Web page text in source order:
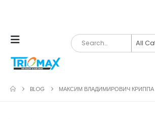
BLOG МАКСИМ ВЛАДИМИРОВИЧ КРИППА